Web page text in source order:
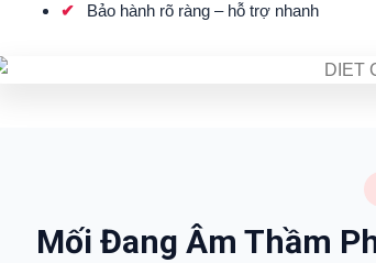
Bảo hành rõ ràng – hỗ trợ nhanh
Mối Đang Âm Thầm